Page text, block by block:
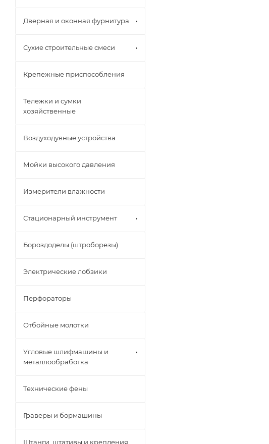
Дверная и оконная фурнитура
Сухие строительные смеси
Крепежные приспособления
Тележки и сумки
хозяйственные
Воздуходувные устройства
Мойки высокого давления
Измерители влажности
Стационарный инструмент
Бороздоделы (штроборезы)
Электрические лобзики
Перфораторы
Отбойные молотки
Угловые шлифмашины и
металлообработка
Технические фены
Граверы и бормашины
Штанги, штативы и крепления